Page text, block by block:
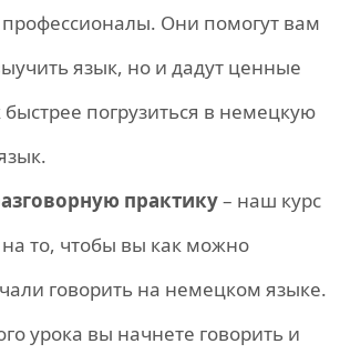
Они помогут вам
язык, но и дадут ценные
быстрее погрузиться в немецкую
практику– наш курс
то, чтобы вы как можно
говорить на немецком языке.
урока вы начнете говорить и